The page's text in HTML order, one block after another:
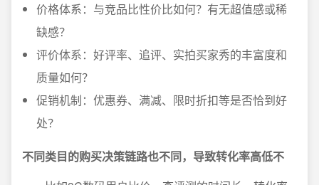
价格体系：与竞品比性价比如何？有无超值感或稀
缺感？
评价体系：好评率、追评、实拍买家秀的丰富度和
质量如何？
促销机制：优惠券、满减、限时折扣等是否恰到好
处？
不同类目的购买决策链路也不同，导致转化率高低不